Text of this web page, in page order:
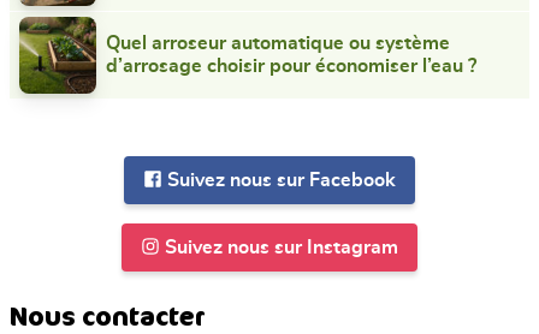
Quel arroseur automatique ou système
d’arrosage choisir pour économiser l’eau ?
Suivez nous sur Facebook
Suivez nous sur Instagram
Nous contacter